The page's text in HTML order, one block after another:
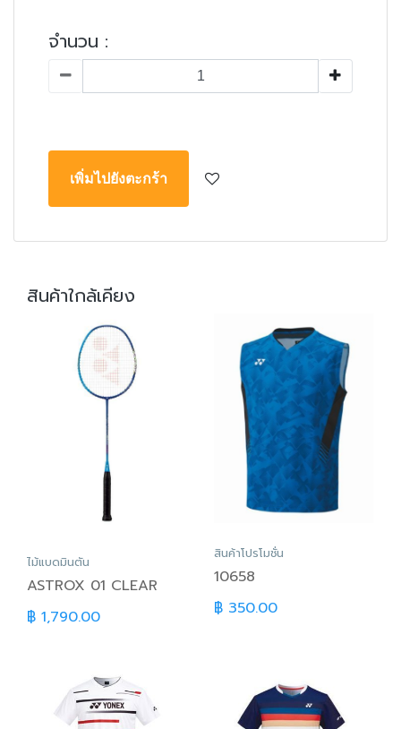
จำนวน :
เพิ่มไปยังตะกร้า
สินค้าใกล้เคียง
ไม้แบดมินตัน
ASTROX 01 CLEAR
฿ 1,790.00
สินค้าโปรโมชั่น
10658
฿ 350.00